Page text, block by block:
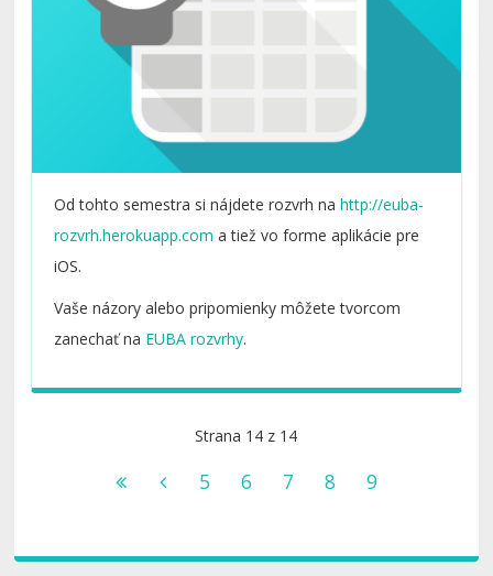
Od tohto semestra si nájdete rozvrh nahttp://euba-
rozvrh.herokuapp.com a tiež vo forme aplikácie pre
iOS.
Vaše názory alebo pripomienky môžete tvorcom
zanechať na EUBA rozvrhy.
Strana 14 z 14
5 6 7 8 9